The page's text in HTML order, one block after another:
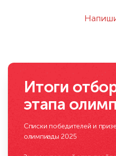
Итоги
этапа
Списки победителей и
олимпиады 2025